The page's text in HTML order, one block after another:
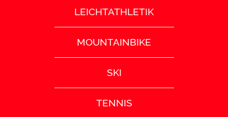
LEICHTATHLETIK
MOUNTAINBIKE
SKI
TENNIS